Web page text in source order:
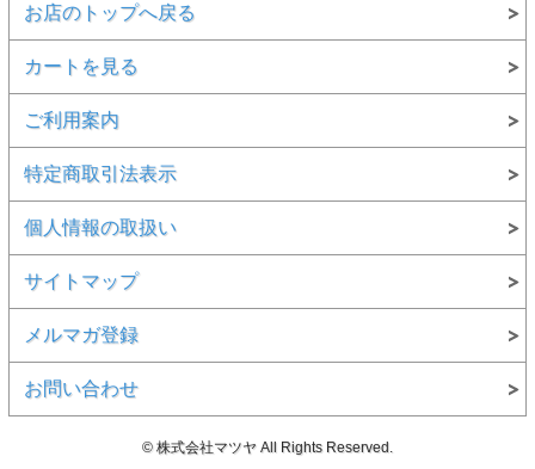
お店のトップへ戻る
カートを見る
ご利用案内
特定商取引法表示
個人情報の取扱い
サイトマップ
メルマガ登録
お問い合わせ
© 株式会社マツヤ All Rights Reserved.